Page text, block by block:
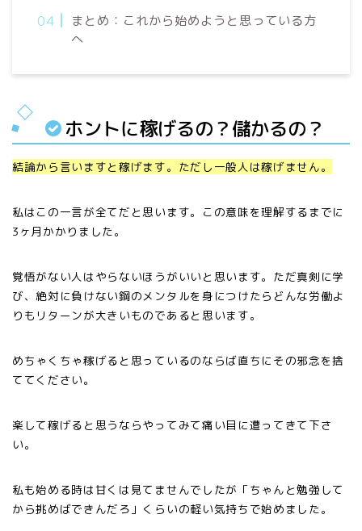
まとめ：これから始めようと思っている方
へ
ホントに稼げるの？儲かるの？
結論から言いますと稼げます。ただし一般人は稼げません。
私はこの一言が全てだと思います。この意味を理解するまでに
3 ヶ月かかりました。
覚悟がない人はやらないほうがいいと思います。ただ真剣に学
び、絶対に負けない鋼のメンタルを身につけたらどんな労働よ
りもリターンが大きいものであると思います。
めちゃくちゃ稼げると思っているのならば直ちにその邪念を捨
ててください。
楽して稼げると思うならやってみて痛い目に遭ってきて下さ
い。
私も始める時は甘くは見てませんでしたが「ちゃんと勉強して
から挑めばできんだろ」くらいの軽い気持ちで始めました。